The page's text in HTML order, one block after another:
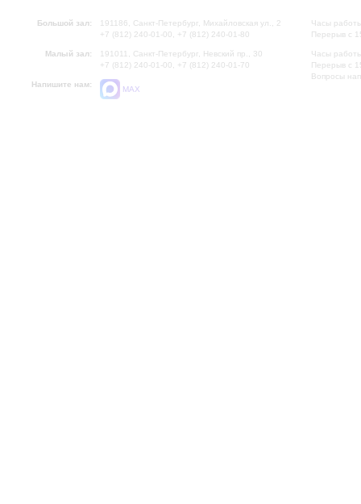
Большой зал:
191186, Санкт-Петербург, Михайловская ул., 2
+7 (812) 240-01-00, +7 (812) 240-01-80
Малый зал:
191011, Санкт-Петербург, Невский пр., 30
+7 (812) 240-01-00, +7 (812) 240-01-70
Напишите нам:
MAX
Часы
Перерыв с
Часы
Перерыв с
Вопросы